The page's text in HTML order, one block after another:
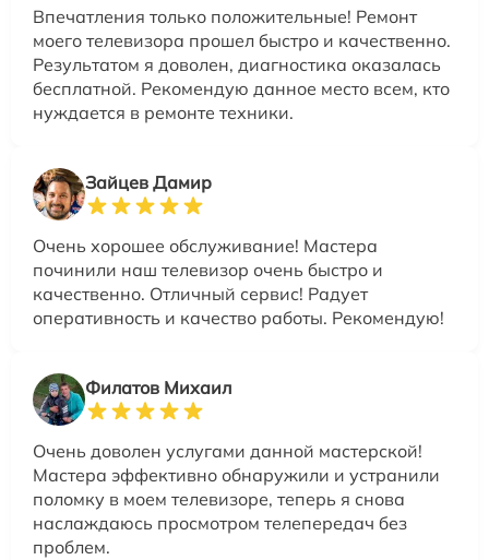
Впечатления только положительные! Ремонт
моего телевизора прошел быстро и качественно.
Результатом я доволен, диагностика оказалась
бесплатной. Рекомендую данное место всем, кто
нуждается в ремонте техники.
Зайцев Дамир
Очень хорошее обслуживание! Мастера
починили наш телевизор очень быстро и
качественно. Отличный сервис! Радует
оперативность и качество работы. Рекомендую!
Филатов Михаил
Очень доволен услугами данной мастерской!
Мастера эффективно обнаружили и устранили
поломку в моем телевизоре, теперь я снова
наслаждаюсь просмотром телепередач без
проблем.